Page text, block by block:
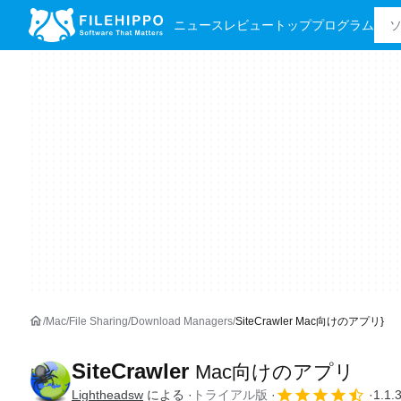
ニュース レビュー トッププログラム
Mac File Sharing Download Managers SiteCrawler Mac向けのアプリ}
SiteCrawler Mac向けのアプリ
Lightheadsw による トライアル版 1.1.3